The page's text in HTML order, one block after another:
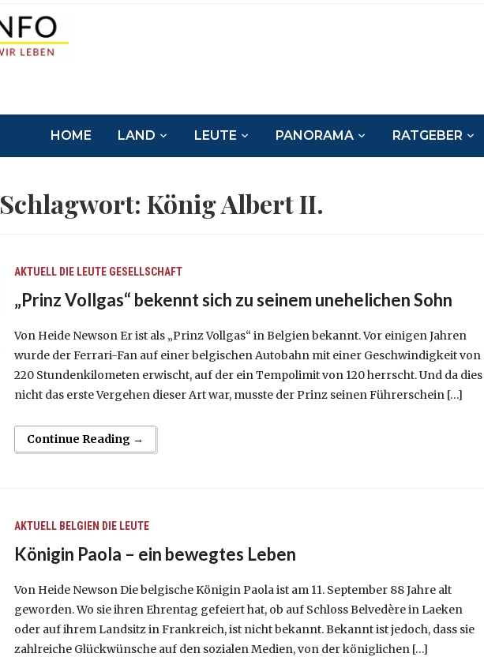
HOME LAND LEUTE PANORAMA RATGEBER
Schlagwort: König Albert II.
AKTUELL DIE LEUTE GESELLSCHAFT
„Prinz Vollgas“ bekennt sich zu seinem unehelichen Sohn
Von Heide Newson Er ist als „Prinz Vollgas“ in Belgien bekannt. Vor einigen Jahren
wurde der Ferrari-Fan auf einer belgischen Autobahn mit einer Geschwindigkeit von
220 Stundenkilometen erwischt, auf der ein Tempolimit von 120 herrscht. Und da dies
nicht das erste Vergehen dieser Art war, musste der Prinz seinen Führerschein […]
Continue Reading →
AKTUELL BELGIEN DIE LEUTE
Königin Paola – ein bewegtes Leben
Von Heide Newson Die belgische Königin Paola ist am 11. September 88 Jahre alt
geworden. Wo sie ihren Ehrentag gefeiert hat, ob auf Schloss Belvedère in Laeken
oder auf ihrem Landsitz in Frankreich, ist nicht bekannt. Bekannt ist jedoch, dass sie
zahlreiche Glückwünsche auf den sozialen Medien, von der königlichen […]